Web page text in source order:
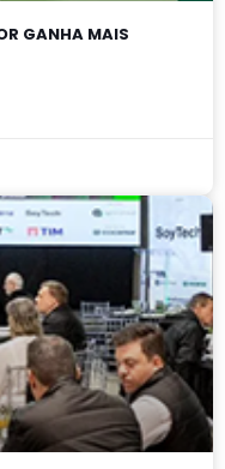
GANHA MAIS